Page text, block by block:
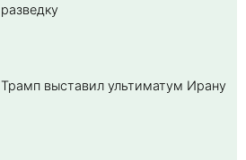
разведку
Трамп выставил ультиматум Ирану